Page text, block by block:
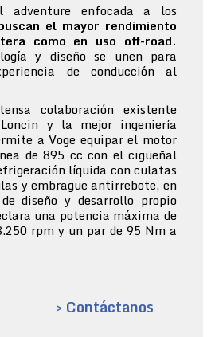
enfocada a los
el mayor rendimiento
como en uso off-road.
y diseño se unen para
de conducción al
colaboración existente
y la mejor ingeniería
a Voge equipar el motor
de 895 cc con el cigüeñal
líquida con culatas
y embrague antirrebote, en
diseño y desarrollo propio
una potencia máxima de
rpm y un par de 95 Nm a
> Contáctanos